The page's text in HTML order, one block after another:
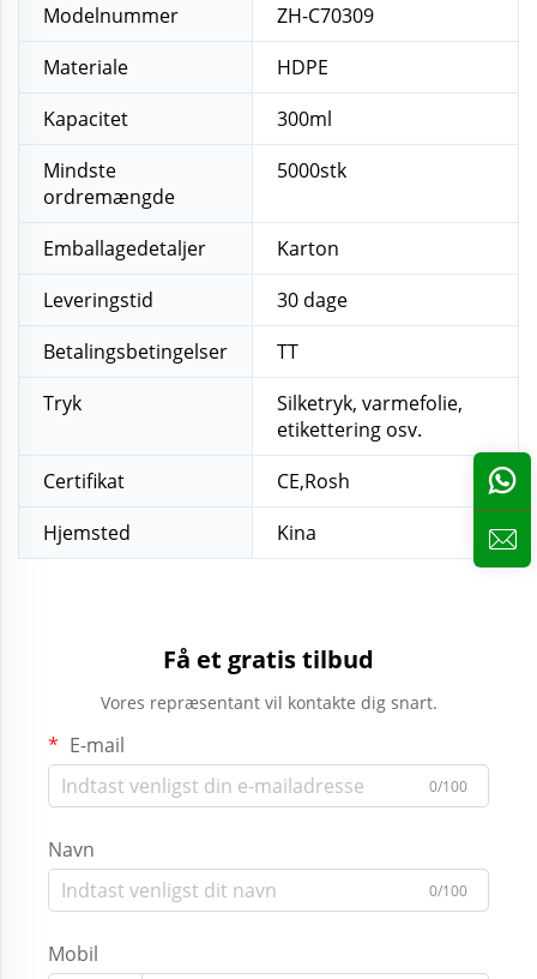
Modelnummer
ZH-C70309
Materiale
HDPE
Kapacitet
300ml
Mindste
ordremængde
5000stk
Emballagedetaljer
Karton
Leveringstid
30 dage
Betalingsbetingelser
TT
Tryk
Silketryk, varmefolie,
etikettering osv.
Certifikat
CE,Rosh
Hjemsted
Kina
Få et gratis tilbud
Vores repræsentant vil kontakte dig snart.
E-mail
0/100
Navn
0/100
Mobil